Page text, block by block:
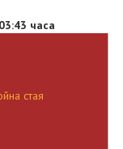
часа
стая